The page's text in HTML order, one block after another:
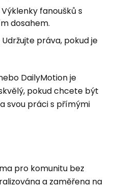
fanoušků s
dosahem.
práva, pokud je
DailyMotion je
pokud chcete být
svou práci s přímými
pro komunitu bez
a zaměřena na